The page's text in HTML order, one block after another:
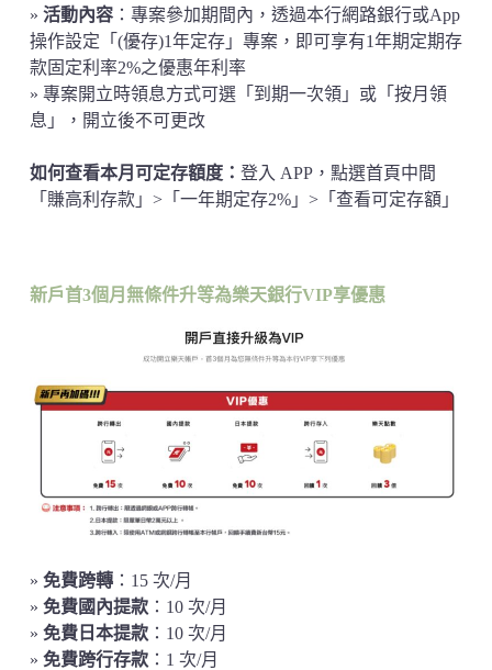
» 活動內容：專案參加期間內，透過本行網路銀行或App
操作設定「(優存)1年定存」專案，即可享有1年期定期存
款固定利率2%之優惠年利率
» 專案開立時領息方式可選「到期一次領」或「按月領
息」，開立後不可更改
如何查看本月可定存額度： 登入 APP，點選首頁中間
「賺高利存款」>「一年期定存2%」>「查看可定存額」
新戶首3個月無條件升等為樂天銀行VIP享優惠
» 免費跨轉：15 次/月
» 免費國內提款：10 次/月
» 免費日本提款：10 次/月
» 免費跨行存款：1 次/月